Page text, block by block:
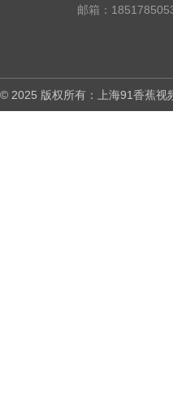
邮箱：
© 2025 版权所有：上海91香